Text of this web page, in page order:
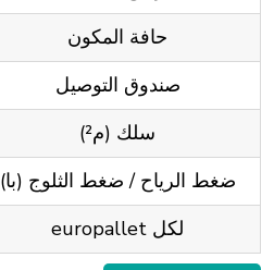
حافة المكون
صندوق التوصيل
سلك (م²)
ضغط الرياح / ضغط الثلوج (با)
لكل europallet